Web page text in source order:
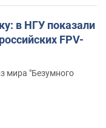
в НГУ показали
FPV-
мира "Безумного